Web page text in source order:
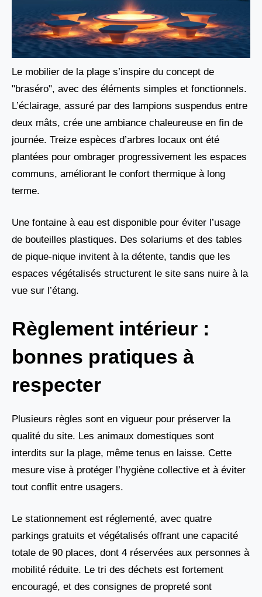
Le mobilier de la plage s’inspire du concept de
"braséro", avec des éléments simples et fonctionnels.
L’éclairage, assuré par des lampions suspendus entre
deux mâts, crée une ambiance chaleureuse en fin de
journée. Treize espèces d’arbres locaux ont été
plantées pour ombrager progressivement les espaces
communs, améliorant le confort thermique à long
terme.
Une fontaine à eau est disponible pour éviter l’usage
de bouteilles plastiques. Des solariums et des tables
de pique-nique invitent à la détente, tandis que les
espaces végétalisés structurent le site sans nuire à la
vue sur l’étang.
Règlement intérieur :
bonnes pratiques à
respecter
Plusieurs règles sont en vigueur pour préserver la
qualité du site. Les animaux domestiques sont
interdits sur la plage, même tenus en laisse. Cette
mesure vise à protéger l’hygiène collective et à éviter
tout conflit entre usagers.
Le stationnement est réglementé, avec quatre
parkings gratuits et végétalisés offrant une capacité
totale de 90 places, dont 4 réservées aux personnes à
mobilité réduite. Le tri des déchets est fortement
encouragé, et des consignes de propreté sont